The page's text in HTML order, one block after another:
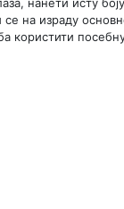
на израду
користити